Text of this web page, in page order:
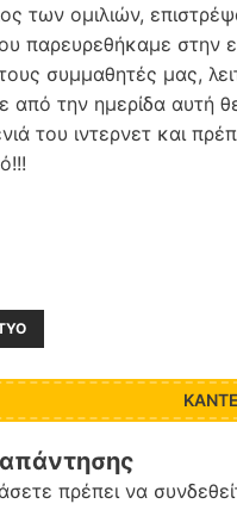
των ομιλιών,
παρευρεθήκαμε
συμμαθητές μας,
από την ημερίδα αυτή
του ιντερνετ και
πρέπει να